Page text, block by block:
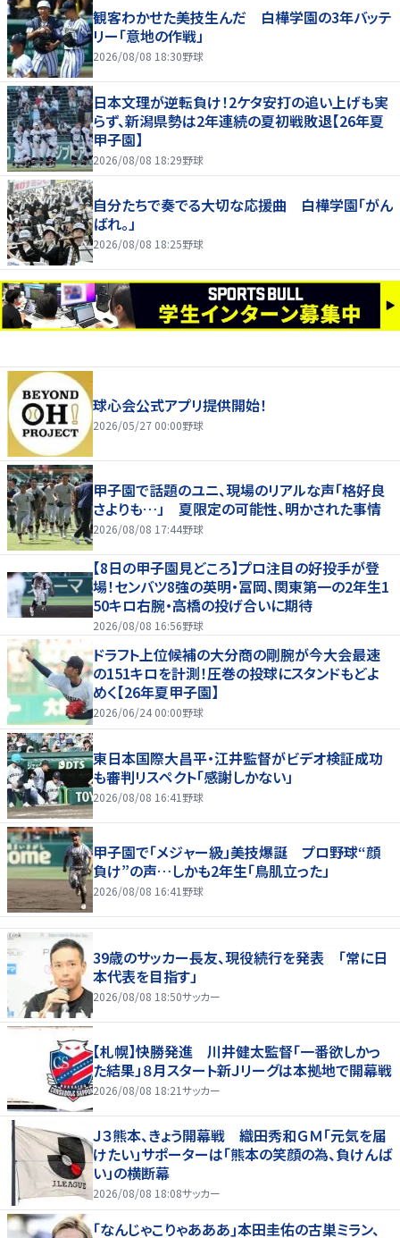
観客わかせた美技生んだ 白樺学園の3年バッテ
リー「意地の作戦」
2026/08/08 18:30野球
日本文理が逆転負け！2ケタ安打の追い上げも実
らず、新潟県勢は2年連続の夏初戦敗退【26年夏
甲子園】
2026/08/08 18:29野球
自分たちで奏でる大切な応援曲 白樺学園「がん
ばれ。」
2026/08/08 18:25野球
球心会公式アプリ提供開始！
2026/05/27 00:00野球
甲子園で話題のユニ、現場のリアルな声「格好良
さよりも…」 夏限定の可能性、明かされた事情
2026/08/08 17:44野球
【8日の甲子園見どころ】プロ注目の好投手が登
場！センバツ8強の英明・冨岡、関東第一の2年生1
50キロ右腕・高橋の投げ合いに期待
2026/08/08 16:56野球
ドラフト上位候補の大分商の剛腕が今大会最速
の151キロを計測！圧巻の投球にスタンドもどよ
めく【26年夏甲子園】
2026/06/24 00:00野球
東日本国際大昌平・江井監督がビデオ検証成功
も審判リスペクト「感謝しかない」
2026/08/08 16:41 野球
甲子園で「メジャー級」美技爆誕 プロ野球“顔
負け”の声…しかも2年生「鳥肌立った」
2026/08/08 16:41 野球
39歳のサッカー長友、現役続行を発表 「常に日
本代表を目指す」
2026/08/08 18:50サッカー
【札幌】快勝発進 川井健太監督「一番欲しかっ
た結果」８月スタート新Ｊリーグは本拠地で開幕戦
2026/08/08 18:21サッカー
Ｊ３熊本、きょう開幕戦 織田秀和ＧＭ「元気を届
けたい」サポーターは「熊本の笑顔の為、負けんば
い」の横断幕
2026/08/08 18:08サッカー
｢なんじゃこりゃあああ｣本田圭佑の古巣ミラン、